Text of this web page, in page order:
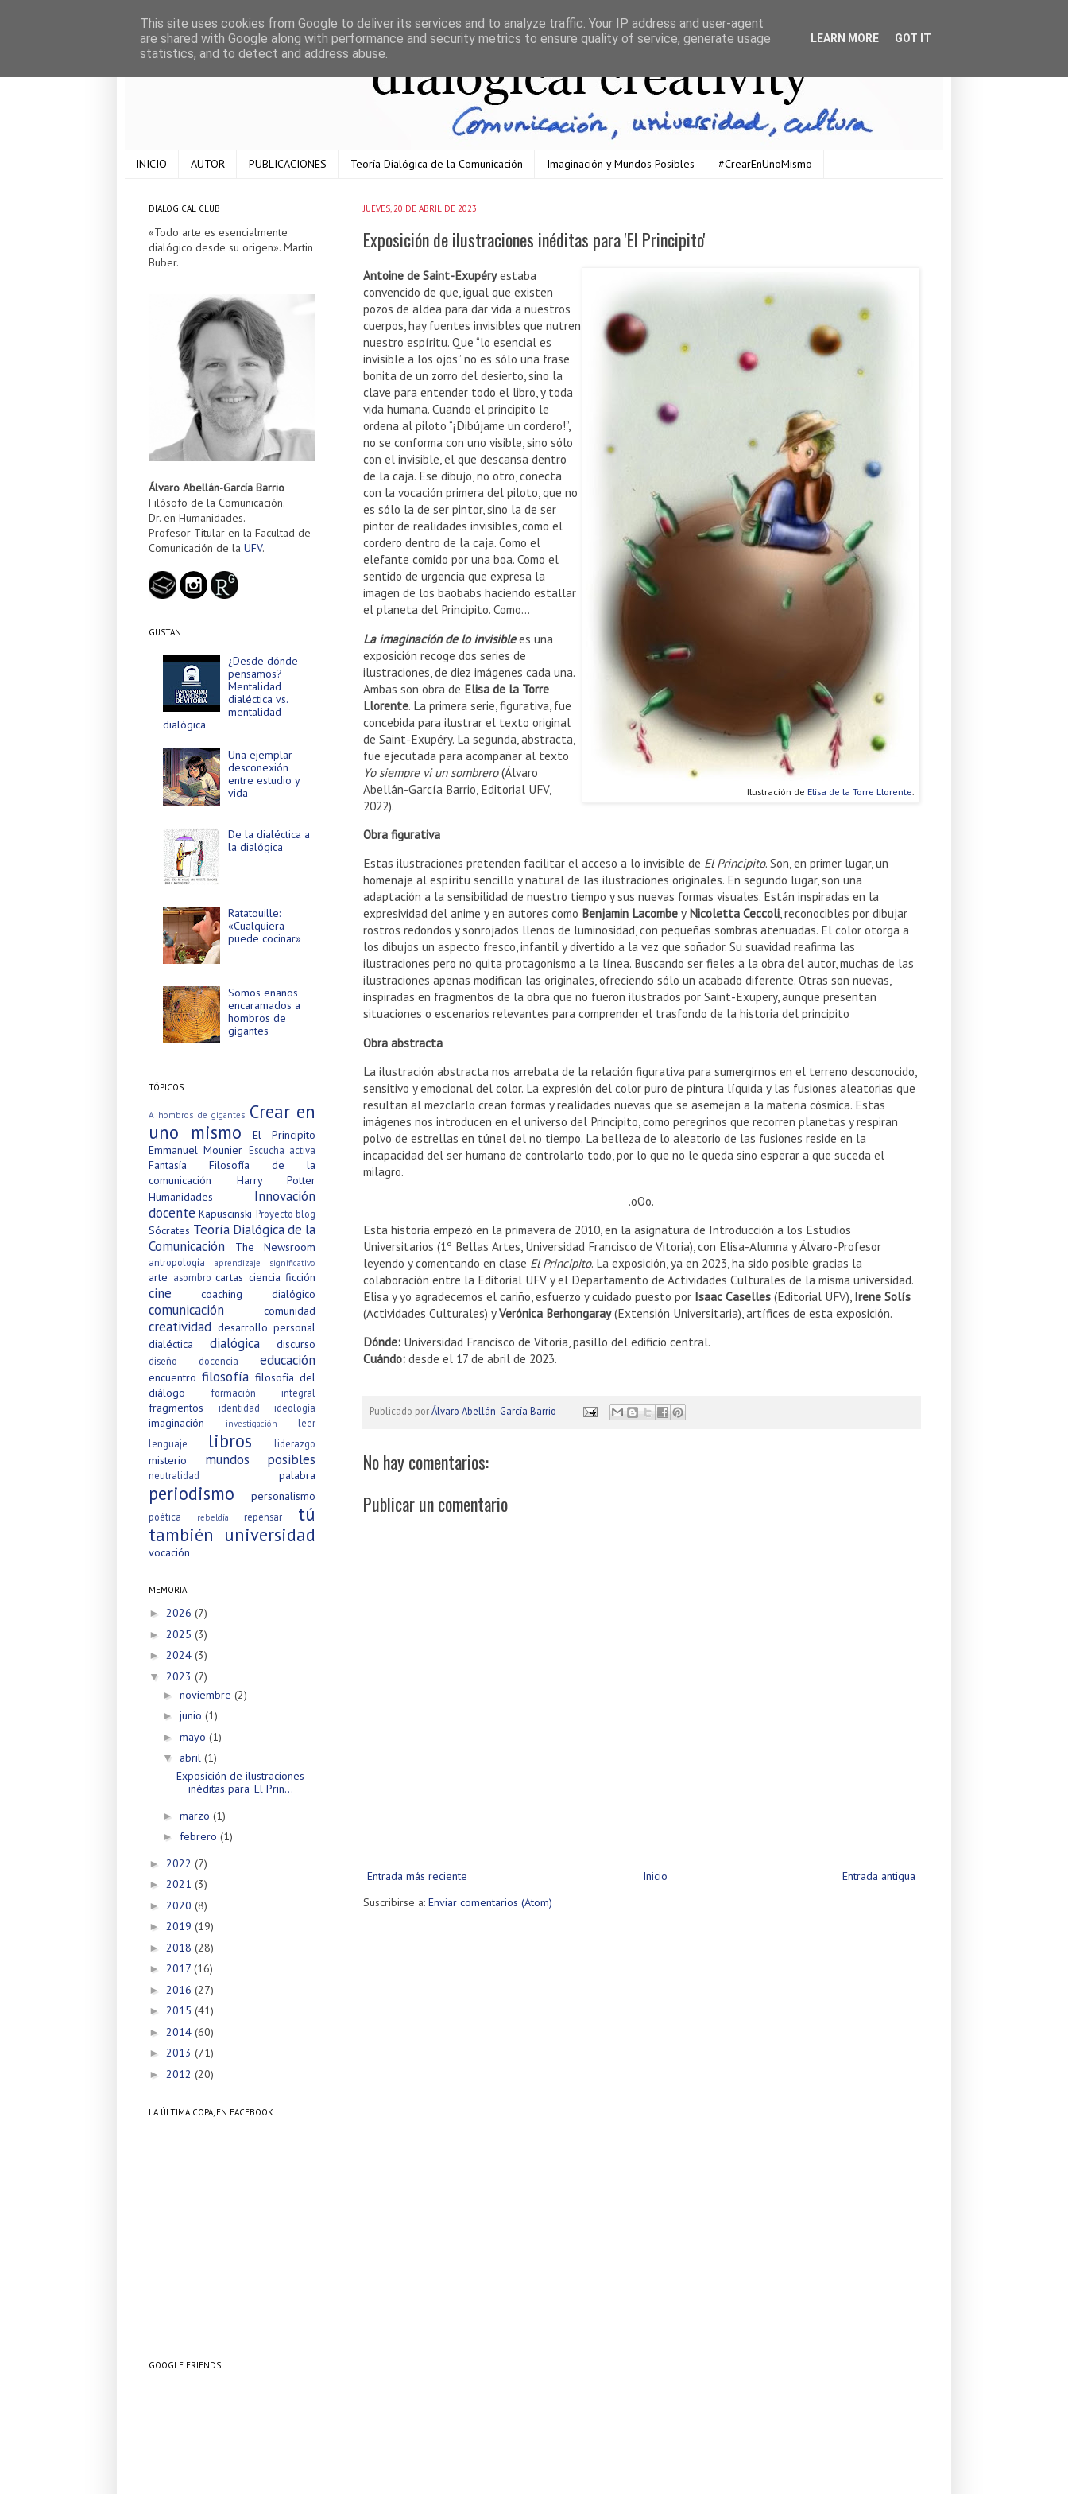
INICIO AUTOR PUBLICACIONES Teoría Dialógica de la Comunicación Imaginación y Mundos Posibles #CrearEnUnoMismo
JUEVES, 20 DE ABRIL DE 2023
Exposición de ilustraciones inéditas para 'El Principito'
Ilustración de Elisa de la Torre Llorente
Antoine de Saint-Exupéryestaba
convencido de que, igual que existen
pozos de aldea para dar vida a nuestros
cuerpos, hay fuentes invisibles que nutren
nuestro espíritu. Que “lo esencial es
invisible a los ojos” no es sólo una frase
bonita de un zorro del desierto, sino la
clave para entender todo el libro, y toda
vida humana. Cuando el principito le
ordena al piloto “¡Dibújame un cordero!”,
no se conforma con uno visible, sino sólo
con el invisible, el que descansa dentro
de la caja. Ese dibujo, no otro, conecta
con la vocación primera del piloto, que no
es sólo la de ser pintor, sino la de ser
pintor de realidades invisibles, como el
cordero dentro de la caja. Como el
elefante comido por una boa. Como el
sentido de urgencia que expresa la
imagen de los baobabs haciendo estallar
el planeta del Principito. Como…
La imaginación de lo invisiblees una
exposición recoge dos series de
ilustraciones, de diez imágenes cada una.
Ambas son obra de Elisa de la Torre
Llorente. La primera serie, figurativa, fue
concebida para ilustrar el texto original
de Saint-Exupéry. La segunda, abstracta,
fue ejecutada para acompañar al texto
Yo siempre vi un sombrero(Álvaro
Abellán-García Barrio, Editorial UFV,
2022).
Obra figurativa
Estas ilustraciones pretenden facilitar el acceso a lo invisible de El Principito. Son, en primer lugar, un
homenaje al espíritu sencillo y natural de las ilustraciones originales. En segundo lugar, son una
adaptación a la sensibilidad de nuestro tiempo y sus nuevas formas visuales. Están inspiradas en la
expresividad del anime y en autores como Benjamin Lacombe y Nicoletta Ceccoli, reconocibles por dibujar
rostros redondos y sonrojados llenos de luminosidad, con pequeñas sombras atenuadas. El color otorga a
los dibujos un aspecto fresco, infantil y divertido a la vez que soñador. Su suavidad reafirma las
ilustraciones pero no quita protagonismo a la línea. Buscando ser fieles a la obra del autor, muchas de las
ilustraciones apenas modifican las originales, ofreciendo sólo un acabado diferente. Otras son nuevas,
inspiradas en fragmentos de la obra que no fueron ilustrados por Saint-Exupery, aunque presentan
situaciones o escenarios relevantes para comprender el trasfondo de la historia del principito
Obra abstracta
La ilustración abstracta nos arrebata de la relación figurativa para sumergirnos en el terreno desconocido,
sensitivo y emocional del color. La expresión del color puro de pintura líquida y las fusiones aleatorias que
resultan al mezclarlo crean formas y realidades nuevas que se asemejan a la materia cósmica. Estas
imágenes nos introducen en el universo del Principito, como peregrinos que recorren planetas y respiran
polvo de estrellas en túnel del no tiempo. La belleza de lo aleatorio de las fusiones reside en la
incapacidad del ser humano de controlarlo todo, por lo que no le queda sino esperar a que suceda el
milagro.
.oOo.
Esta historia empezó en la primavera de 2010, en la asignatura de Introducción a los Estudios
Universitarios (1º Bellas Artes, Universidad Francisco de Vitoria), con Elisa-Alumna y Álvaro-Profesor
leyendo y comentando en clase El Principito. La exposición, ya en 2023, ha sido posible gracias la
colaboración entre la Editorial UFV y el Departamento de Actividades Culturales de la misma universidad.
Elisa y yo agradecemos el cariño, esfuerzo y cuidado puesto por Isaac Caselles (Editorial UFV), Irene Solís
(Actividades Culturales) yVerónica Berhongaray(Extensión Universitaria), artífices de esta exposición.
Dónde: Universidad Francisco de Vitoria, pasillo del edificio central.
Cuándo: desde el 17 de abril de 2023.
Publicado porÁlvaro Abellán-García Barrio
No hay comentarios:
Publicar un comentario
Entrada más reciente Entrada antigua
Inicio
Suscribirse a: Enviar comentarios (Atom)
DIALOGICAL CLUB
«Todo arte es esencialmente
dialógico desde su origen». Martin
Buber.
Álvaro Abellán-García Barrio
Filósofo de la Comunicación.
Dr. en Humanidades.
Profesor Titular en la Facultad de
Comunicación de la UFV.
GUSTAN
¿Desde dónde
pensamos?
Mentalidad
dialéctica vs.
mentalidad
dialógica
Una ejemplar
desconexión
entre estudio y
vida
De la dialéctica a
la dialógica
Ratatouille:
«Cualquiera
puede cocinar»
Somos enanos
encaramados a
hombros de
gigantes
TÓPICOS
A hombros de gigantes Crear en
uno mismo
El Principito
Emmanuel Mounier Escucha activa
Fantasía
Filosofía de la
comunicación
Harry Potter
Humanidades
Innovación
docente Kapuscinski Proyecto blog
Sócrates Teoría Dialógica de la
Comunicación
The Newsroom
antropología aprendizaje significativo
arte asombro cartas ciencia ficción
cine coaching dialógico
comunicación comunidad
creatividad desarrollo personal
dialéctica
dialógica discurso
diseño docencia educación
encuentro filosofía filosofía del
diálogo
formación integral
fragmentos identidad ideología
imaginación investigación
leer
lenguaje
libros liderazgo
misterio mundos posibles
neutralidad palabra
periodismo personalismo
poética rebeldía repensar
tú
también universidad
vocación
MEMORIA
► 2026 (7)
► 2025 (3)
► 2024 (3)
▼ 2023 (7)
► noviembre (2)
► junio (1)
► mayo (1)
▼ abril (1)
Exposición de ilustraciones
inéditas para 'El Prin...
► marzo (1)
► febrero (1)
► 2022 (7)
► 2021 (3)
► 2020 (8)
► 2019 (19)
► 2018 (28)
► 2017 (16)
► 2016 (27)
► 2015 (41)
► 2014 (60)
► 2013 (71)
► 2012 (20)
LA ÚLTIMA COPA, EN FACEBOOK
GOOGLE FRIENDS
This site uses cookies from Google to deliver its services and to analyze traffic. Your IP address and user-agent
are shared with Google along with performance and security metrics to ensure quality of service, generate usage
statistics, and to detect and address abuse.
LEARN MORE GOT IT